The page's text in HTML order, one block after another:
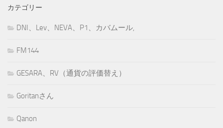
カテゴリー
DNI、Lev、NEVA、P1、カバムール,
FM144
GESARA、RV（通貨の評価替え）
Goritanさん
Qanon